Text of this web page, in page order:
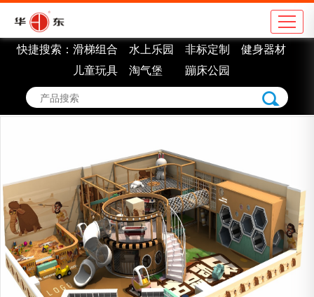
公司简介
组织架构
企业认证
企业荣誉
非
快捷搜索： 滑梯组合 水上乐园 非标定制
健身器材
儿童玩具
淘气堡 蹦床公园